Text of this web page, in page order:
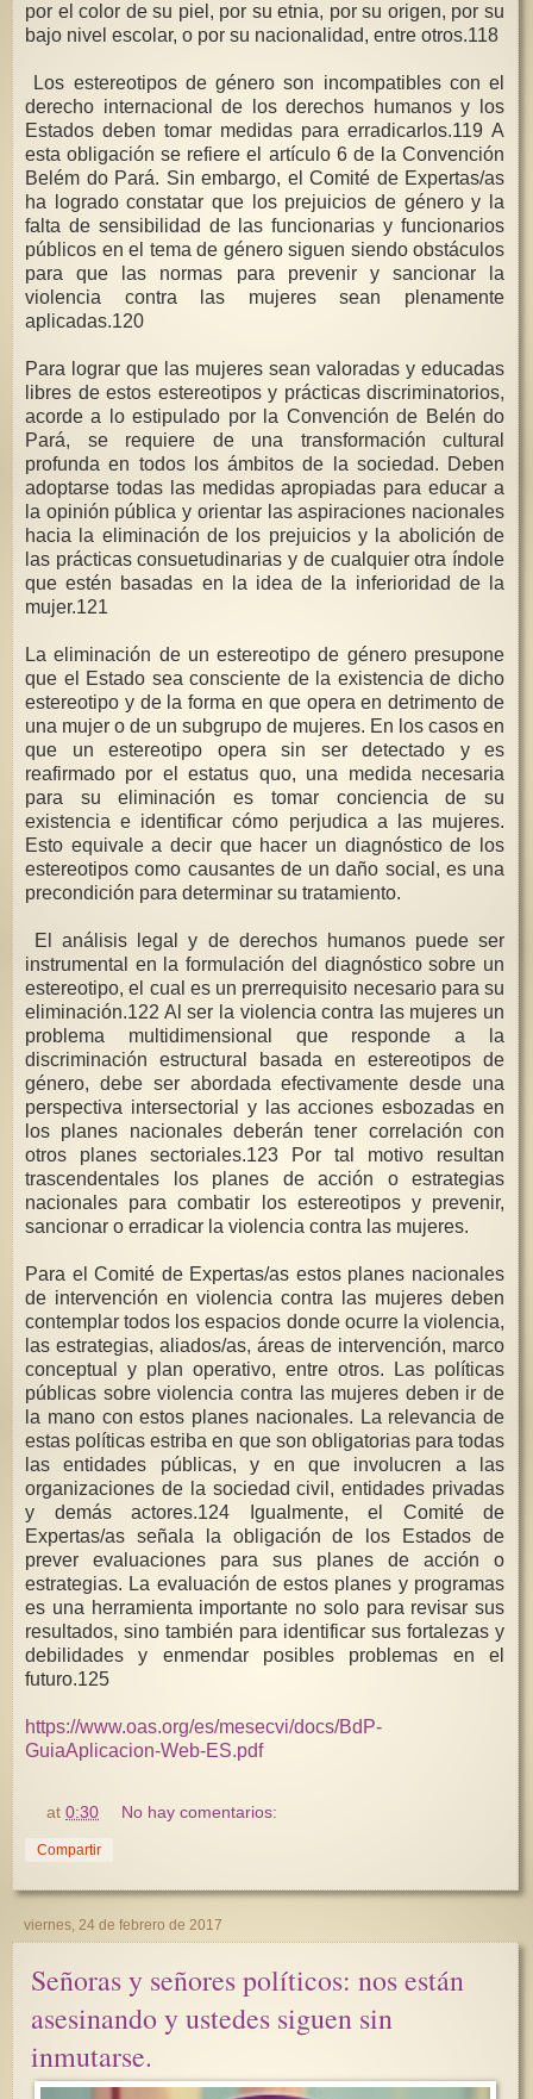
por el color de su piel, por su etnia, por su origen, por su
bajo nivel escolar, o por su nacionalidad, entre otros.118
Los estereotipos de género son incompatibles con el
derecho internacional de los derechos humanos y los
Estados deben tomar medidas para erradicarlos.119 A
esta obligación se refiere el artículo 6 de la Convención
Belém do Pará. Sin embargo, el Comité de Expertas/as
ha logrado constatar que los prejuicios de género y la
falta de sensibilidad de las funcionarias y funcionarios
públicos en el tema de género siguen siendo obstáculos
para que las normas para prevenir y sancionar la
violencia contra las mujeres sean plenamente
aplicadas.120
Para lograr que las mujeres sean valoradas y educadas
libres de estos estereotipos y prácticas discriminatorios,
acorde a lo estipulado por la Convención de Belén do
Pará, se requiere de una transformación cultural
profunda en todos los ámbitos de la sociedad. Deben
adoptarse todas las medidas apropiadas para educar a
la opinión pública y orientar las aspiraciones nacionales
hacia la eliminación de los prejuicios y la abolición de
las prácticas consuetudinarias y de cualquier otra índole
que estén basadas en la idea de la inferioridad de la
mujer.121
La eliminación de un estereotipo de género presupone
que el Estado sea consciente de la existencia de dicho
estereotipo y de la forma en que opera en detrimento de
una mujer o de un subgrupo de mujeres. En los casos en
que un estereotipo opera sin ser detectado y es
reafirmado por el estatus quo, una medida necesaria
para su eliminación es tomar conciencia de su
existencia e identificar cómo perjudica a las mujeres.
Esto equivale a decir que hacer un diagnóstico de los
estereotipos como causantes de un daño social, es una
precondición para determinar su tratamiento.
El análisis legal y de derechos humanos puede ser
instrumental en la formulación del diagnóstico sobre un
estereotipo, el cual es un prerrequisito necesario para su
eliminación.122 Al ser la violencia contra las mujeres un
problema multidimensional que responde a la
discriminación estructural basada en estereotipos de
género, debe ser abordada efectivamente desde una
perspectiva intersectorial y las acciones esbozadas en
los planes nacionales deberán tener correlación con
otros planes sectoriales.123 Por tal motivo resultan
trascendentales los planes de acción o estrategias
nacionales para combatir los estereotipos y prevenir,
sancionar o erradicar la violencia contra las mujeres.
Para el Comité de Expertas/as estos planes nacionales
de intervención en violencia contra las mujeres deben
contemplar todos los espacios donde ocurre la violencia,
las estrategias, aliados/as, áreas de intervención, marco
conceptual y plan operativo, entre otros. Las políticas
públicas sobre violencia contra las mujeres deben ir de
la mano con estos planes nacionales. La relevancia de
estas políticas estriba en que son obligatorias para todas
las entidades públicas, y en que involucren a las
organizaciones de la sociedad civil, entidades privadas
y demás actores.124 Igualmente, el Comité de
Expertas/as señala la obligación de los Estados de
prever evaluaciones para sus planes de acción o
estrategias. La evaluación de estos planes y programas
es una herramienta importante no solo para revisar sus
resultados, sino también para identificar sus fortalezas y
debilidades y enmendar posibles problemas en el
futuro.125
https://www.oas.org/es/mesecvi/docs/BdP-
GuiaAplicacion-Web-ES.pdf
at0:30 No hay comentarios:
Compartir
viernes, 24 de febrero de 2017
Señoras y señores políticos: nos están
asesinando y ustedes siguen sin
inmutarse.